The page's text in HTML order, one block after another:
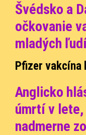
Švédsko a
očkovanie
mladých
Pfizer vakcína
Anglicko
úmrtí v lete,
nadmerne